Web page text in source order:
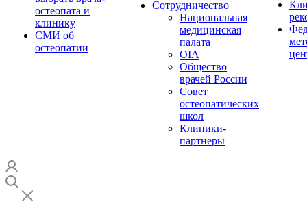
остеопата и
клинику
СМИ об
остеопатии
Сотрудничество
Национальная
медицинская
палата
OIA
Общество
врачей России
Совет
остеопатических
школ
Клиники-
партнеры